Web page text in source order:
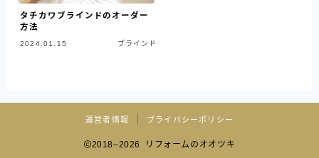
タチカワブラインドのオーダー
方法
2024.01.15 ブラインド
運営者情報 プライバシーポリシー
2018–2026 リフォームのオオツキ